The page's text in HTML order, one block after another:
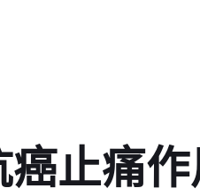
止痛作